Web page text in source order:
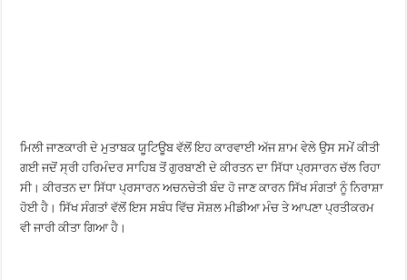
ਮਿਲੀ ਜਾਣਕਾਰੀ ਦੇ ਮੁਤਾਬਕ ਯੂਟਿਊਬ ਵੱਲੋਂ ਇਹ ਕਾਰਵਾਈ ਅੱਜ ਸ਼ਾਮ ਵੇਲੇ ਉਸ ਸਮੇਂ ਕੀਤੀ
ਗਈ ਜਦੋਂ ਸ੍ਰੀ ਹਰਿਮੰਦਰ ਸਾਹਿਬ ਤੋਂ ਗੁਰਬਾਣੀ ਦੇ ਕੀਰਤਨ ਦਾ ਸਿੱਧਾ ਪ੍ਰਸਾਰਨ ਚੱਲ ਰਿਹਾ
ਸੀ। ਕੀਰਤਨ ਦਾ ਸਿੱਧਾ ਪ੍ਰਸਾਰਨ ਅਚਨਚੇਤੀ ਬੰਦ ਹੋ ਜਾਣ ਕਾਰਨ ਸਿੱਖ ਸੰਗਤਾਂ ਨੂੰ ਨਿਰਾਸ਼ਾ
ਹੋਈ ਹੈ। ਸਿੱਖ ਸੰਗਤਾਂ ਵੱਲੋਂ ਇਸ ਸਬੰਧ ਵਿੱਚ ਸੋਸ਼ਲ ਮੀਡੀਆ ਮੰਚ ਤੇ ਆਪਣਾ ਪ੍ਰਤੀਕਰਮ
ਵੀ ਜਾਰੀ ਕੀਤਾ ਗਿਆ ਹੈ।